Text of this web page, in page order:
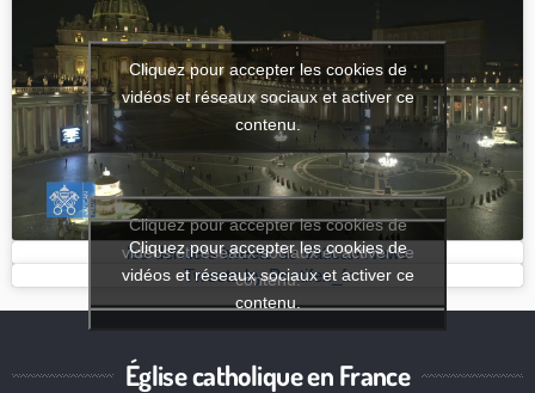
Cliquez pour accepter les cookies de
vidéos et réseaux sociaux et activer ce
contenu.
les derniers tweets de Vatican News
Cliquez pour accepter les cookies de
vidéos et réseaux sociaux et activer ce
contenu.
Tweets by Pontifex_fr
Cliquez pour accepter les cookies de
vidéos et réseaux sociaux et activer ce
contenu.
Église catholique en France